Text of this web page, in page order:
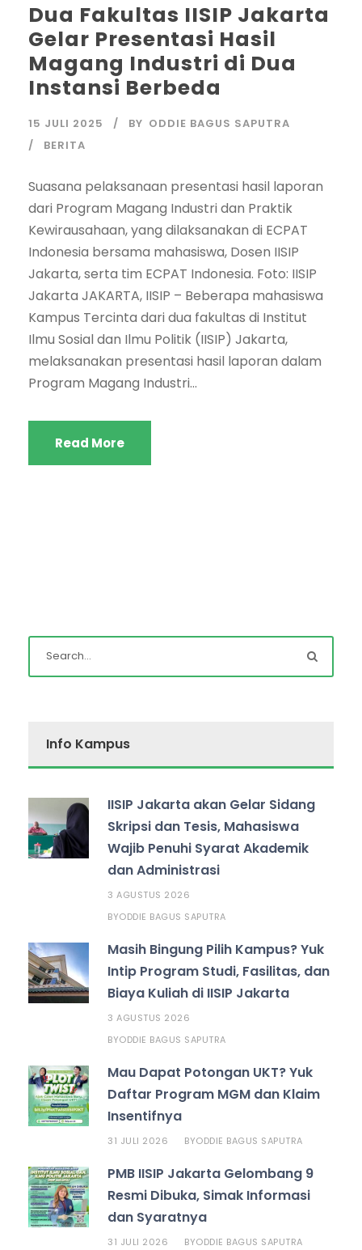
Dua Fakultas IISIP Jakarta
Gelar Presentasi Hasil
Magang Industri di Dua
Instansi Berbeda
15 JULI 2025 BY ODDIE BAGUS SAPUTRA
BERITA
Suasana pelaksanaan presentasi hasil laporan
dari Program Magang Industri dan Praktik
Kewirausahaan, yang dilaksanakan di ECPAT
Indonesia bersama mahasiswa, Dosen IISIP
Jakarta, serta tim ECPAT Indonesia. Foto: IISIP
Jakarta JAKARTA, IISIP – Beberapa mahasiswa
Kampus Tercinta dari dua fakultas di Institut
Ilmu Sosial dan Ilmu Politik (IISIP) Jakarta,
melaksanakan presentasi hasil laporan dalam
Program Magang Industri...
Read More
Info Kampus
IISIP Jakarta akan Gelar Sidang
Skripsi dan Tesis, Mahasiswa
Wajib Penuhi Syarat Akademik
dan Administrasi
3 AGUSTUS 2026
BYODDIE BAGUS SAPUTRA
Masih Bingung Pilih Kampus? Yuk
Intip Program Studi, Fasilitas, dan
Biaya Kuliah di IISIP Jakarta
3 AGUSTUS 2026
BYODDIE BAGUS SAPUTRA
Mau Dapat Potongan UKT? Yuk
Daftar Program MGM dan Klaim
Insentifnya
31 JULI 2026 BYODDIE BAGUS SAPUTRA
PMB IISIP Jakarta Gelombang 9
Resmi Dibuka, Simak Informasi
dan Syaratnya
31 JULI 2026 BYODDIE BAGUS SAPUTRA